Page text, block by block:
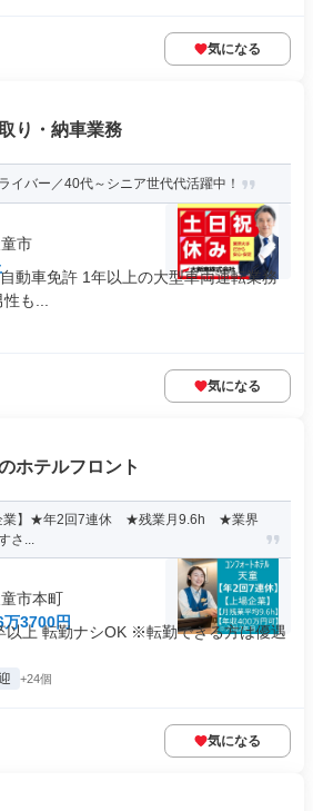
気になる
り・納車業務
イバー／40代～シニア世代代活躍中！
市
動車免許 1年以上の大型車両運転業務
も...
気になる
ホテルフロント
業】★年2回7連休 ★残業月9.6h ★業界
さ...
市本町
3700円
以上 転勤ナシOK ※転勤できる方は優遇
+24個
気になる